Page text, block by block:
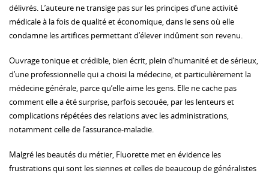
délivrés. L’auteure ne transige pas sur les principes d’une activité
médicale à la fois de qualité et économique, dans le sens où elle
condamne les artifices permettant d’élever indûment son revenu.
Ouvrage tonique et crédible, bien écrit, plein d’humanité et de sérieux,
d’une professionnelle qui a choisi la médecine, et particulièrement la
médecine générale, parce qu’elle aime les gens. Elle ne cache pas
comment elle a été surprise, parfois secouée, par les lenteurs et
complications répétées des relations avec les administrations,
notamment celle de l’assurance-maladie.
Malgré les beautés du métier, Fluorette met en évidence les
frustrations qui sont les siennes et celles de beaucoup de généralistes